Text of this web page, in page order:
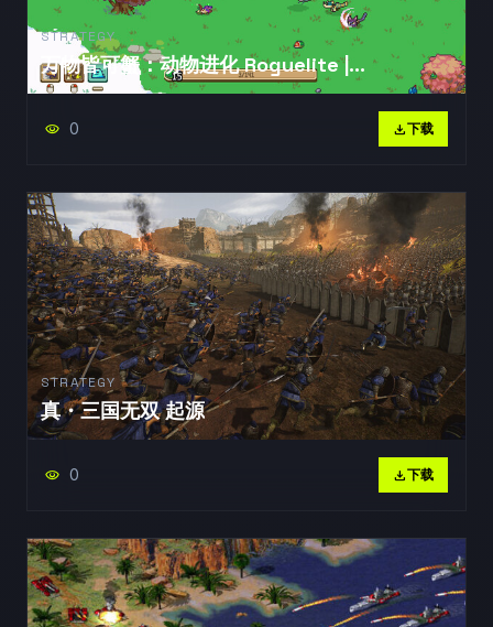
STRATEGY
万物皆可蟹：动物进化 Roguelite |
Everything is
visibility 0 download下载
STRATEGY
真・三国无双 起源
visibility 0 download下载